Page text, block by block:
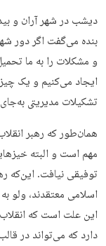
دیشب در شهر آران و
بنده می­‌گفت اگر دور
و­ مشکلات را به ما
ایجاد می‌­کنیم و یک
تشکیلات مدیریتی
همان‌­طور که رهبر
مهم است و البته
توفیقی نیافت. این‌که
اسلامی معتقدند، ولو
این علت است که
دارد که می‌­تواند در